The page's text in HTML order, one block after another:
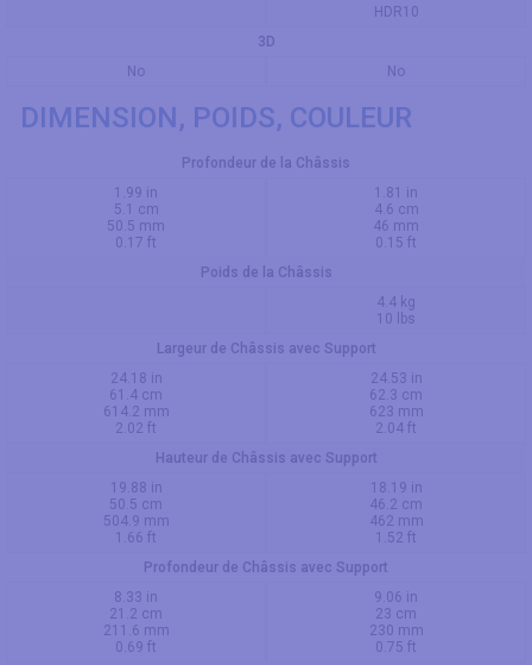
HDR10
3D
No
No
DIMENSION, POIDS, COULEUR
Profondeur de la Châssis
1.99 in
5.1 cm
50.5 mm
0.17 ft
1.81 in
4.6 cm
46 mm
0.15 ft
Poids de la Châssis
4.4 kg
10 lbs
Largeur de Châssis avec Support
24.18 in
61.4 cm
614.2 mm
2.02 ft
24.53 in
62.3 cm
623 mm
2.04 ft
Hauteur de Châssis avec Support
19.88 in
50.5 cm
504.9 mm
1.66 ft
18.19 in
46.2 cm
462 mm
1.52 ft
Profondeur de Châssis avec Support
8.33 in
21.2 cm
211.6 mm
0.69 ft
9.06 in
23 cm
230 mm
0.75 ft